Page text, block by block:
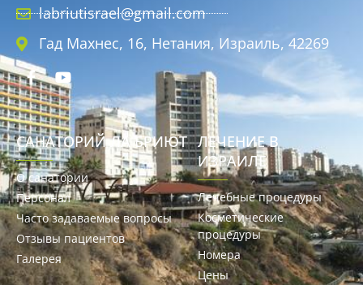
labriutisrael@gmail.com
Гад Махнес, 16, Нетания, Израиль, 42269
САНАТОРИЙ ЛА БРИЮТ
О санатории
Персонал
Часто задаваемые вопросы
Отзывы пациентов
Галерея
ЛЕЧЕНИЕ В
ИЗРАИЛЕ
Лечебные процедуры
Косметические
процедуры
Номера
Цены